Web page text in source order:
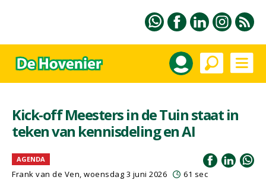
Kick-off Meesters in de Tuin staat in
teken van kennisdeling en AI
AGENDA
Frank van de Ven, woensdag 3 juni 2026 61 sec